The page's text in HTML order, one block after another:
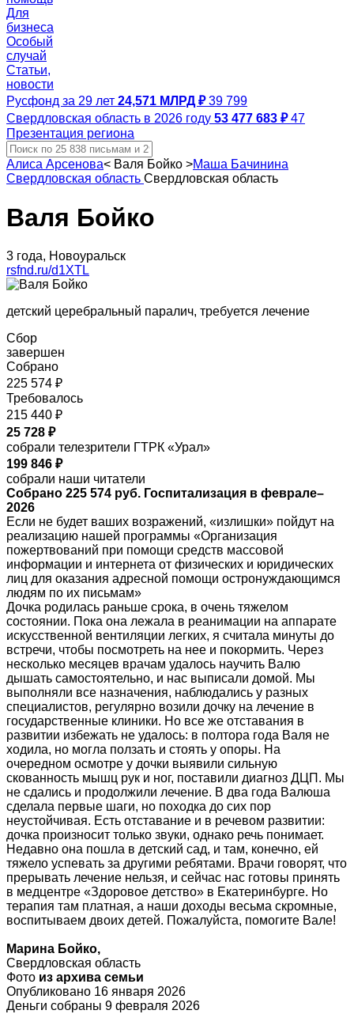
Для
бизнеса
Особый
случай
Статьи,
новости
Русфонд за 29 лет 24,571 МЛРД ₽ 39 799
Свердловская область в 2026 году 53 477 683 ₽ 47
Презентация региона
Алиса Арсенова< Валя Бойко >Маша Бачинина
Свердловская область Свердловская область
Валя Бойко
3 года, Новоуральск
rsfnd.ru/d1XTL
детский церебральный паралич, требуется лечение
Сбор
завершен
Собрано
225 574 ₽
Требовалось
215 440 ₽
25 728 ₽
собрали телезрители ГТРК «Урал»
199 846 ₽
собрали наши читатели
Собрано 225 574 руб. Госпитализация в феврале–
2026
Если не будет ваших возражений, «излишки» пойдут на
реализацию нашей программы «Организация
пожертвований при помощи средств массовой
информации и интернета от физических и юридических
лиц для оказания адресной помощи остронуждающимся
людям по их письмам»
Дочка родилась раньше срока, в очень тяжелом
состоянии. Пока она лежала в реанимации на аппарате
искусственной вентиляции легких, я считала минуты до
встречи, чтобы посмотреть на нее и покормить. Через
несколько месяцев врачам удалось научить Валю
дышать самостоятельно, и нас выписали домой. Мы
выполняли все назначения, наблюдались у разных
специалистов, регулярно возили дочку на лечение в
государственные клиники. Но все же отставания в
развитии избежать не удалось: в полтора года Валя не
ходила, но могла ползать и стоять у опоры. На
очередном осмотре у дочки выявили сильную
скованность мышц рук и ног, поставили диагноз ДЦП. Мы
не сдались и продолжили лечение. В два года Валюша
сделала первые шаги, но походка до сих пор
неустойчивая. Есть отставание и в речевом развитии:
дочка произносит только звуки, однако речь понимает.
Недавно она пошла в детский сад, и там, конечно, ей
тяжело успевать за другими ребятами. Врачи говорят, что
прерывать лечение нельзя, и сейчас нас готовы принять
в медцентре «Здоровое детство» в Екатеринбурге. Но
терапия там платная, а наши доходы весьма скромные,
воспитываем двоих детей. Пожалуйста, помогите Вале!
Марина Бойко,
Свердловская область
Фото из архива семьи
Опубликовано 16 января 2026
Деньги собраны 9 февраля 2026